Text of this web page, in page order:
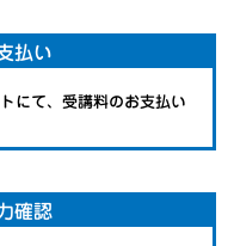
払い
にて、受講料のお支払い
確認